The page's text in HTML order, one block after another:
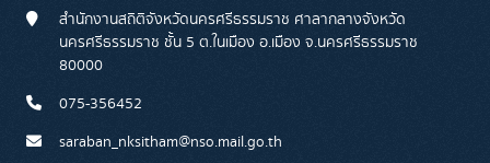
สำนักงานสถิติจังหวัดนครศรีธรรมราช ศาลากลางจังหวัด
นครศรีธรรมราช ชั้น 5 ต.ในเมือง อ.เมือง จ.นครศรีธรรมราช
80000
075-356452
saraban_nksitham@nso.mail.go.th